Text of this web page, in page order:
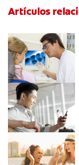
Artículos